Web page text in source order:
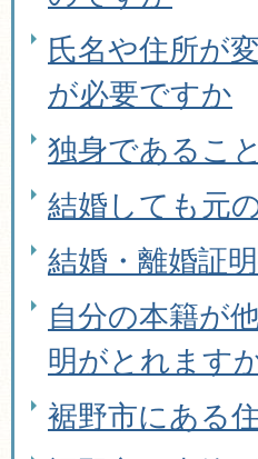
氏名や住所が
が必要ですか
独身であるこ
結婚しても元
結婚・離婚証
自分の本籍が
明がとれます
裾野市にある